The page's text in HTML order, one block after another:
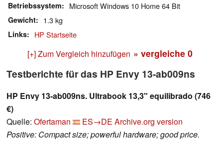
Betriebssystem Microsoft Windows 10 Home 64 Bit
Gewicht 1.3 kg
Links HP Startseite
[+] Zum Vergleich hinzufügen » vergleiche 0
Testberichte für das HP Envy 13-ab009ns
HP Envy 13-ab009ns. Ultrabook 13,3" equilibrado (746
€)
Quelle: Ofertaman ES→DE Archive.org version
Positive: Compact size; powerful hardware; good price.